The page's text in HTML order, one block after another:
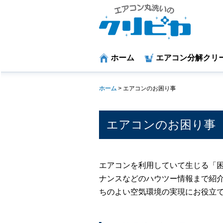
ホーム エアコン分解クリ
ホーム > エアコンのお困り事
エアコンのお困り事
エアコンを利用していて生じる「
ナンスなどのハウツー情報まで紹
ちのよい空気環境の実現にお役立